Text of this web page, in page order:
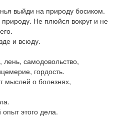
выйди на природу босиком.
Не плюйся вокруг и не
и всюду.
самодовольство,
гордость.
мыслей о болезнях,
этого дела.